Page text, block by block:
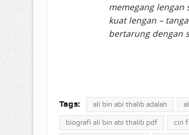
memegang lengan
kuat lengan –
bertarung dengan
Tags: ali bin abi thalib adalah
biografi ali bin abi thalib pdf ciri